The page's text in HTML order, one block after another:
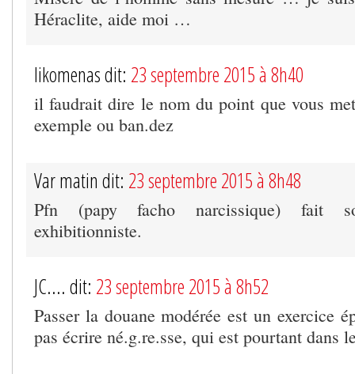
Héraclite, aide moi …
likomenas dit: 23 septembre 2015 à 8h40
il faudrait dire le nom du point que vous
exemple ou ban.dez
Var matin dit: 23 septembre 2015 à 8h48
Pfn (papy facho narcissique) fait
exhibitionniste.
JC.... dit: 23 septembre 2015 à 8h52
Passer la douane modérée est un exercice
pas écrire né.g.re.sse, qui est pourtant dans